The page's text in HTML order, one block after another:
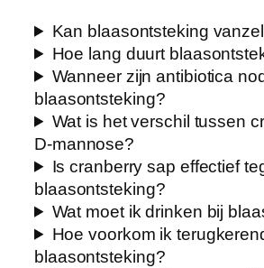
Kan blaasontsteking
Hoe lang duurt
Wanneer zijn antibiotica
blaasontsteking?
Wat is het verschil tussen
D-mannose?
Is cranberry sap effectief
blaasontsteking?
Wat moet ik drinken bij
Hoe voorkom ik
blaasontsteking?